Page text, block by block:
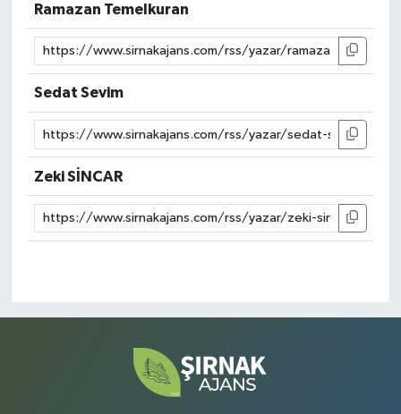
Ramazan Temelkuran
Sedat Sevim
Zeki SİNCAR